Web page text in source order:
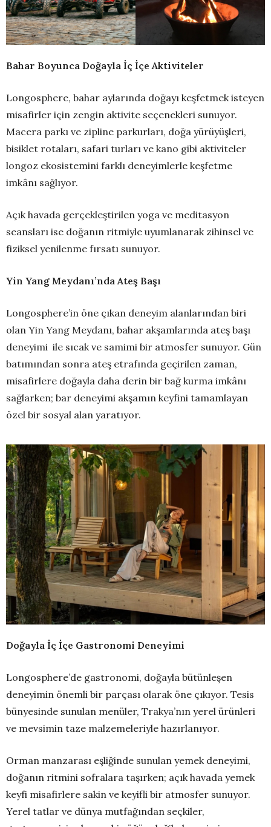
Bahar Boyunca Doğayla İç İçe Aktiviteler
Longosphere, bahar aylarında doğayı keşfetmek isteyen
misafirler için zengin aktivite seçenekleri sunuyor.
Macera parkı ve zipline parkurları, doğa yürüyüşleri,
bisiklet rotaları, safari turları ve kano gibi aktiviteler
longoz ekosistemini farklı deneyimlerle keşfetme
imkânı sağlıyor.
Açık havada gerçekleştirilen yoga ve meditasyon
seansları ise doğanın ritmiyle uyumlanarak zihinsel ve
fiziksel yenilenme fırsatı sunuyor.
Yin Yang Meydanı’nda Ateş Başı
Longosphere’in öne çıkan deneyim alanlarından biri
olan Yin Yang Meydanı, bahar akşamlarında ateş başı
deneyimi ile sıcak ve samimi bir atmosfer sunuyor. Gün
batımından sonra ateş etrafında geçirilen zaman,
misafirlere doğayla daha derin bir bağ kurma imkânı
sağlarken; bar deneyimi akşamın keyfini tamamlayan
özel bir sosyal alan yaratıyor.
Doğayla İç İçe Gastronomi Deneyimi
Longosphere’de gastronomi, doğayla bütünleşen
deneyimin önemli bir parçası olarak öne çıkıyor. Tesis
bünyesinde sunulan menüler, Trakya’nın yerel ürünleri
ve mevsimin taze malzemeleriyle hazırlanıyor.
Orman manzarası eşliğinde sunulan yemek deneyimi,
doğanın ritmini sofralara taşırken; açık havada yemek
keyfi misafirlere sakin ve keyifli bir atmosfer sunuyor.
Yerel tatlar ve dünya mutfağından seçkiler,